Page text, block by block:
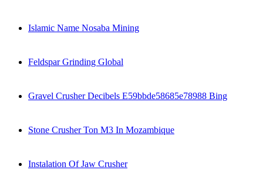
Islamic Name Nosaba Mining
Feldspar Grinding Global
Gravel Crusher Decibels E59bbde58685e78988 Bing
Stone Crusher Ton M3 In Mozambique
Instalation Of Jaw Crusher